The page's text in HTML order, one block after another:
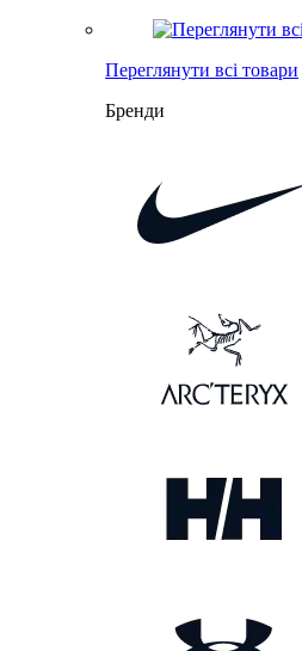
Переглянути всі товари
Бренди